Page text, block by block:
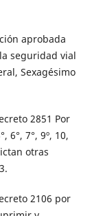
aprobada
seguridad vial
Sexagésimo
2851 Por
6°, 7°, 9º, 10,
otras
2106 por